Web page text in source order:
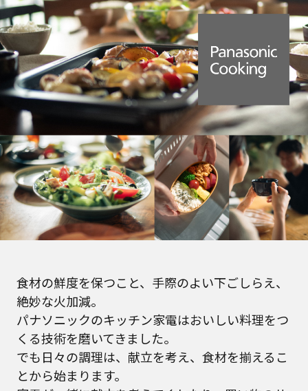
食材の鮮度を保つこと、手際のよい下ごしらえ、
絶妙な火加減。
パナソニックのキッチン家電はおいしい料理をつ
くる技術を磨いてきました。
でも日々の調理は、献立を考え、食材を揃えるこ
とから始まります。